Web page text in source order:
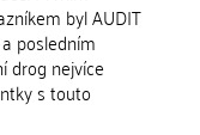
byl AUDIT
posledním
drog nejvíce
s touto